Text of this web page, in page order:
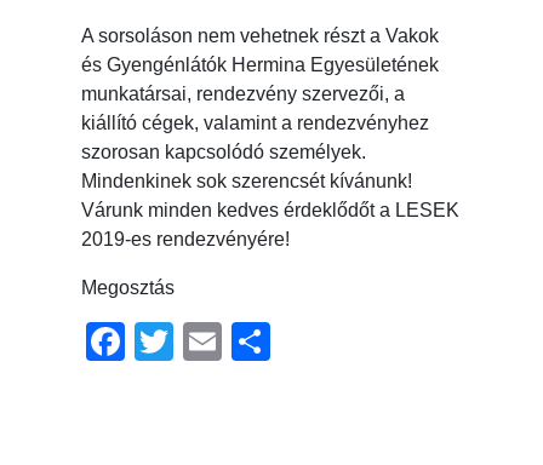
A sorsoláson nem vehetnek részt a Vakok
és Gyengénlátók Hermina Egyesületének
munkatársai, rendezvény szervezői, a
kiállító cégek, valamint a rendezvényhez
szorosan kapcsolódó személyek.
Mindenkinek sok szerencsét kívánunk!
Várunk minden kedves érdeklődőt a LESEK
2019-es rendezvényére!
Megosztás
Facebook
TwitterEmail